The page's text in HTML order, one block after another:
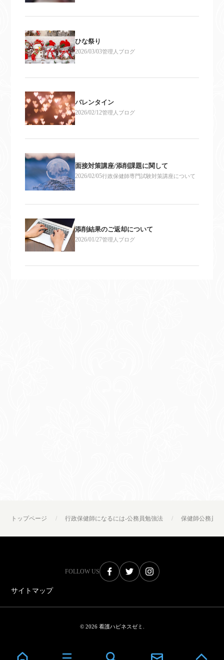
ひな祭り
2026/03/03管理人ブログ
バレンタイン
2026/02/12管理人ブログ
面接対策講座/添削課題に関して
2026/02/05行政保健師専門試験対策講座について
添削結果のご返却について
2026/01/27管理人ブログ
トップページ 行政保健師になるには-公務員勉強法 保健師公務員
FOLLOW US
サイトマップ
© 2026 看護ハピネスゼミ.